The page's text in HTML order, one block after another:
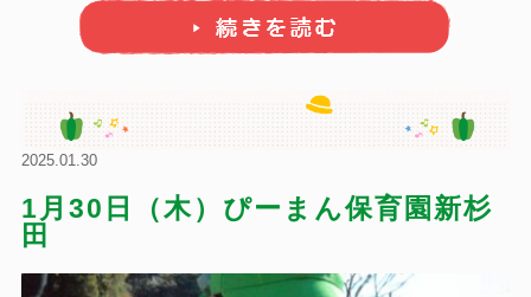
と緊張している様子です。 続いて登場したのはかわいい
いぬさん
元気よく「こんにち ...
2025.01.30
1月30日（木）ぴーまん保育園新杉
田